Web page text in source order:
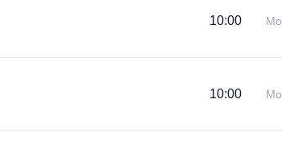
10:00
10:00